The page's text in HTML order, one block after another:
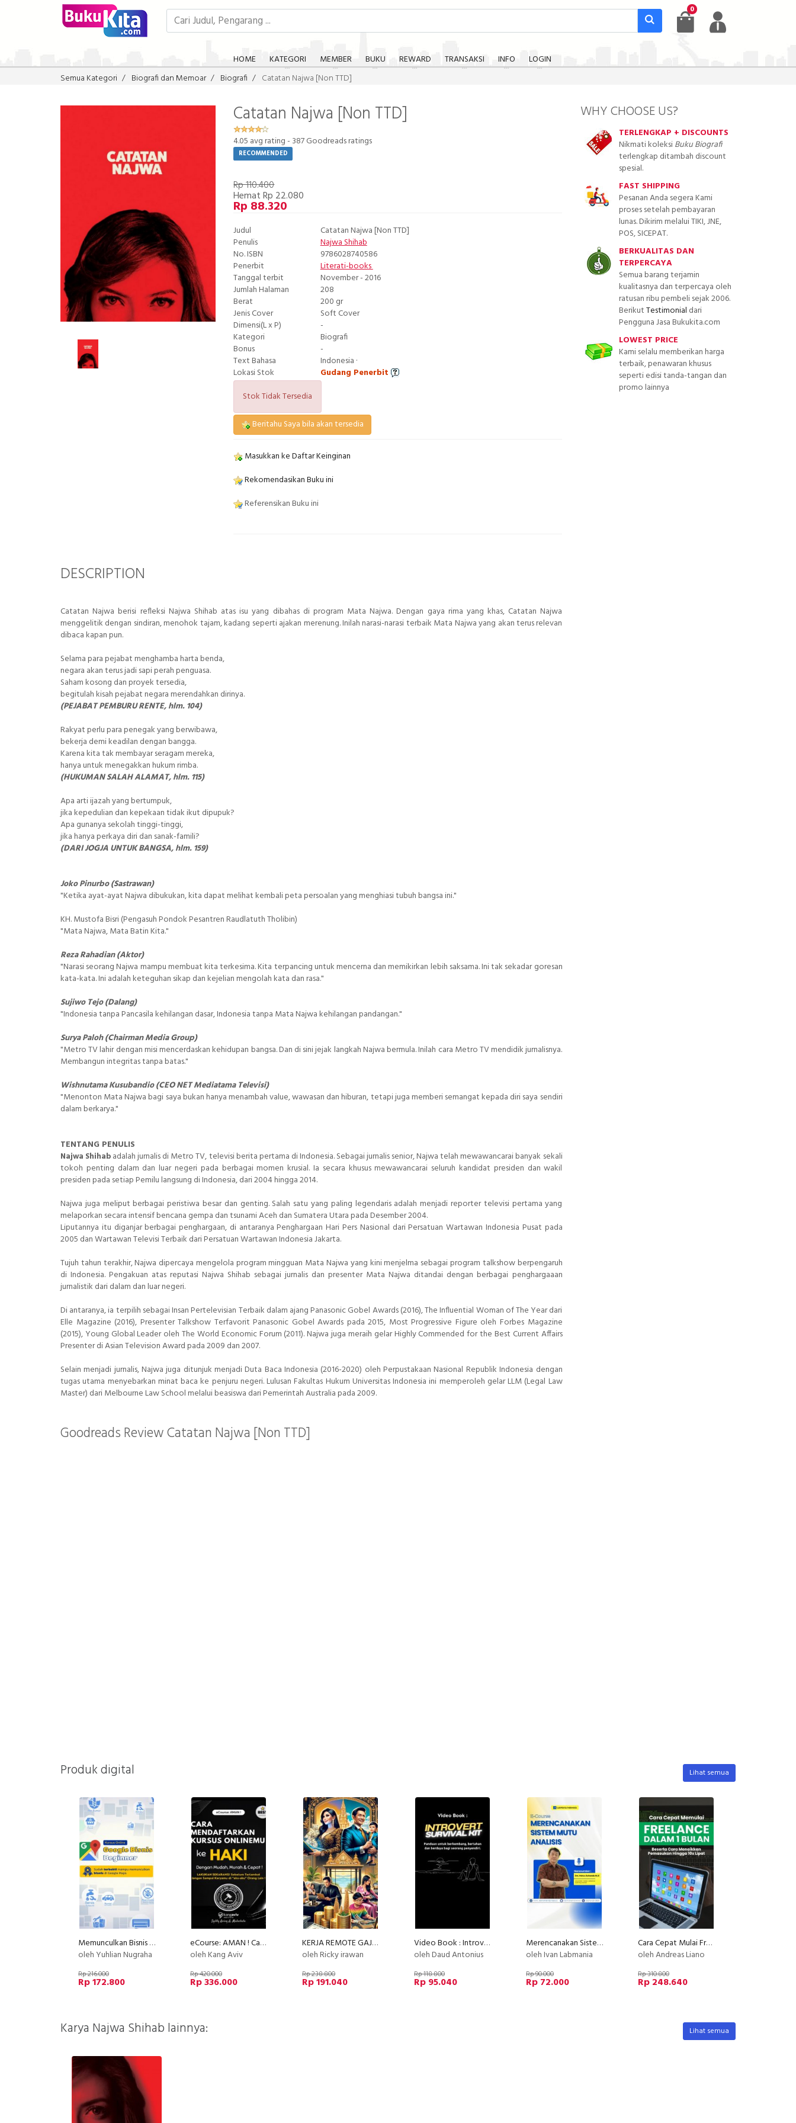
0
HOME KATEGORI MEMBER BUKU REWARD TRANSAKSI INFO
LOGIN
Semua Kategori
Biografi dan Memoar Biografi Catatan Najwa [Non TTD]
Catatan Najwa [Non TTD]
4.05 avg rating - 387Goodreads ratings
RECOMMENDED
Rp 110.400
Hemat Rp 22.080
Rp 88.320
Judul
Catatan Najwa [Non TTD]
Penulis
Najwa Shihab
No. ISBN
9786028740586
Penerbit
Literati-books
Tanggal terbit
November - 2016
Jumlah Halaman
208
Berat
200 gr
Jenis Cover
Soft Cover
Dimensi(L x P)
-
Kategori
Biografi
Bonus
-
Text Bahasa
Indonesia ·
Lokasi Stok
Gudang Penerbit
Stok Tidak Tersedia
Beritahu Saya bila akan tersedia
Masukkan ke Daftar Keinginan
Rekomendasikan Buku ini
Referensikan Buku ini
DESCRIPTION
Catatan Najwa berisi refleksi Najwa Shihab atas isu yang dibahas di program Mata Najwa. Dengan gaya rima yang khas, Catatan Najwa
menggelitik dengan sindiran, menohok tajam, kadang seperti ajakan merenung. Inilah narasi-narasi terbaik Mata Najwa yang akan terus relevan
dibaca kapan pun.
Selama para pejabat menghamba harta benda,
negara akan terus jadi sapi perah penguasa.
Saham kosong dan proyek tersedia,
begitulah kisah pejabat negara merendahkan dirinya.
(PEJABAT PEMBURU RENTE, hlm. 104)
Rakyat perlu para penegak yang berwibawa,
bekerja demi keadilan dengan bangga.
Karena kita tak membayar seragam mereka,
hanya untuk menegakkan hukum rimba.
(HUKUMAN SALAH ALAMAT, hlm. 115)
Apa arti ijazah yang bertumpuk,
jika kepedulian dan kepekaan tidak ikut dipupuk?
Apa gunanya sekolah tinggi-tinggi,
jika hanya perkaya diri dan sanak-famili?
(DARI JOGJA UNTUK BANGSA, hlm. 159)
Joko Pinurbo (Sastrawan)
"Ketika ayat-ayat Najwa dibukukan, kita dapat melihat kembali peta persoalan yang menghiasi tubuh bangsa ini."
KH. Mustofa Bisri (Pengasuh Pondok Pesantren Raudlatuth Tholibin)
"Mata Najwa, Mata Batin Kita."
Reza Rahadian (Aktor)
"Narasi seorang Najwa mampu membuat kita terkesima. Kita terpancing untuk mencerna dan memikirkan lebih saksama. Ini tak sekadar goresan
kata-kata. Ini adalah keteguhan sikap dan kejelian mengolah kata dan rasa."
Sujiwo Tejo (Dalang)
"Indonesia tanpa Pancasila kehilangan dasar, Indonesia tanpa Mata Najwa kehilangan pandangan."
Surya Paloh (Chairman Media Group)
"Metro TV lahir dengan misi mencerdaskan kehidupan bangsa. Dan di sini jejak langkah Najwa bermula. Inilah cara Metro TV mendidik jurnalisnya.
Membangun integritas tanpa batas."
Wishnutama Kusubandio (CEO NET Mediatama Televisi)
"Menonton Mata Najwa bagi saya bukan hanya menambah value, wawasan dan hiburan, tetapi juga memberi semangat kepada diri saya sendiri
dalam berkarya."
TENTANG PENULIS
Najwa Shihabadalah jurnalis di Metro TV, televisi berita pertama di Indonesia. Sebagai jurnalis senior, Najwa telah mewawancarai banyak sekali
tokoh penting dalam dan luar negeri pada berbagai momen krusial. Ia secara khusus mewawancarai seluruh kandidat presiden dan wakil
presiden pada setiap Pemilu langsung di Indonesia, dari 2004 hingga 2014.
Najwa juga meliput berbagai peristiwa besar dan genting. Salah satu yang paling legendaris adalah menjadi reporter televisi pertama yang
melaporkan secara intensif bencana gempa dan tsunami Aceh dan Sumatera Utara pada Desember 2004.
Liputannya itu diganjar berbagai penghargaan, di antaranya Penghargaan Hari Pers Nasional dari Persatuan Wartawan Indonesia Pusat pada
2005 dan Wartawan Televisi Terbaik dari Persatuan Wartawan Indonesia Jakarta.
Tujuh tahun terakhir, Najwa dipercaya mengelola program mingguan Mata Najwa yang kini menjelma sebagai program talkshow berpengaruh
di Indonesia. Pengakuan atas reputasi Najwa Shihab sebagai jurnalis dan presenter Mata Najwa ditandai dengan berbagai penghargaaan
jurnalistik dari dalam dan luar negeri.
Di antaranya, ia terpilih sebagai Insan Pertelevisian Terbaik dalam ajang Panasonic Gobel Awards (2016), The Influential Woman of The Year dari
Elle Magazine (2016), Presenter Talkshow Terfavorit Panasonic Gobel Awards pada 2015, Most Progressive Figure oleh Forbes Magazine
(2015), Young Global Leader oleh The World Economic Forum (2011). Najwa juga meraih gelar Highly Commended for the Best Current Affairs
Presenter di Asian Television Award pada 2009 dan 2007.
Selain menjadi jurnalis, Najwa juga ditunjuk menjadi Duta Baca Indonesia (2016-2020) oleh Perpustakaan Nasional Republik Indonesia dengan
tugas utama menyebarkan minat baca ke penjuru negeri. Lulusan Fakultas Hukum Universitas Indonesia ini memperoleh gelar LLM (Legal Law
Master) dari Melbourne Law School melalui beasiswa dari Pemerintah Australia pada 2009.
Goodreads Review Catatan Najwa [Non TTD]
WHY CHOOSE US?
TERLENGKAP + DISCOUNTS
Nikmati koleksiBuku Biografi
terlengkap ditambah discount
spesial.
FAST SHIPPING
Pesanan Anda segera Kami
proses setelah pembayaran
lunas. Dikirim melalui TIKI, JNE,
POS, SICEPAT.
BERKUALITAS DAN
TERPERCAYA
Semua barang terjamin
kualitasnya dan terpercaya oleh
ratusan ribu pembeli sejak 2006.
BerikutTestimonial dari
Pengguna Jasa Bukukita.com
LOWEST PRICE
Kami selalu memberikan harga
terbaik, penawaran khusus
seperti edisi tanda-tangan dan
promo lainnya
Produk digital Lihat semua
Memunculkan Bisnis di Google Maps untuk Usaha Jasa & non-Jasa (Google Bisnis)
oleh Yuhlian Nugraha
Rp 216.000
Rp 172.800
eCourse: AMAN ! Cara Mendaftarkan Kursus Onlinemu ke HAKI Dengan Mudah, Murah dan Cepat !
oleh Kang Aviv
Rp 420.000
Rp 336.000
KERJA REMOTE GAJI PULUHAN JUTA TANPA INTERVIEW
oleh Ricky irawan
Rp 238.800
Rp 191.040
Video Book : Introvert Survival Kit
oleh Daud Antonius
Rp 118.800
Rp 95.040
Merencanakan Sistem Mutu Analisis
oleh Ivan Labmania
Rp 90.000
Rp 72.000
Cara Cepat Mulai Freelance Dalam 1 Bulan
oleh Andreas Liano
Rp 310.800
Rp 248.640
Karya Najwa Shihab lainnya: Lihat semua